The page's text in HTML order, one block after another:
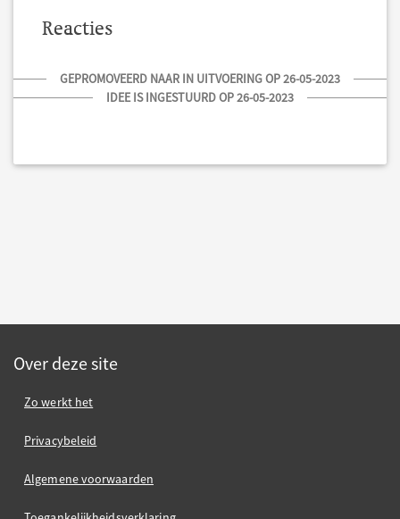
Reacties
GEPROMOVEERD NAAR IN UITVOERING OP 26-05-2023
IDEE IS INGESTUURD OP 26-05-2023
Over deze site
Zo werkt het
Privacybeleid
Algemene voorwaarden